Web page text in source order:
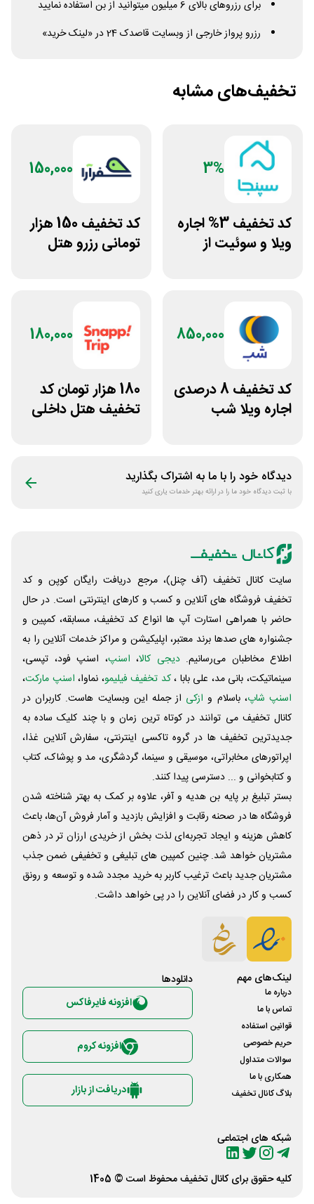
برای رزروهای بالای 6 میلیون میتوانید از بن استفاده نمایید
رزرو پرواز خارجی از وبسایت قاصدک 24 در «لینک خرید»
تخفیف‌های مشابه
3%
کد تخفیف 3% اجاره
ویلا و سوئیت از
150,000
کد تخفیف 150 هزار
تومانی رزرو هتل
850,000
کد تخفیف 8 درصدی
اجاره ویلا شب
180,000
180 هزار تومان کد
تخفیف هتل داخلی
دیدگاه خود را با ما به اشتراک بگذارید
با ثبت دیدگاه خود ما را در ارائه بهتر خدمات یاری کنید
سایت کانال تخفیف (آف چنل)، مرجع دریافت رایگان کوپن و کد
تخفیف فروشگاه های آنلاین و کسب و‌ کارهای اینترنتی است. در حال
حاضر با همراهی استارت آپ ها انواع کد تخفیف، مسابقه، کمپین و
جشنواره های صدها برند معتبر، اپلیکیشن و مراکز خدمات آنلاین را به
اطلاع مخاطبان می‌رسانیم. دیجی کالا، اسنپ، اسنپ فود، تپسی،
سینماتیکت، بانی مد، علی‌ بابا ،کد تخفیف فیلیمو، نماوا، اسنپ مارکت،
اسنپ شاپ، باسلام و ازکی از جمله این وبسایت ‌هاست. کاربران در
کانال تخفیف می توانند در کوتاه ترین زمان و با چند کلیک ساده به
جدیدترین تخفیف ها در گروه تاکسی اینترنتی، سفارش آنلاین غذا،
اپراتورهای مخابراتی، موسیقی و سینما، گردشگری، مد و پوشاک، کتاب
و کتابخوانی و ... دسترسی پیدا کنند.
بستر تبلیغ بر پایه بن هدیه و آفر، علاوه بر کمک به بهتر شناخته شدن
فروشگاه ها در صحنه رقابت و افزایش بازدید و آمار فروش آن‌ها، باعث
کاهش هزینه و ایجاد تجربه‌ای لذت بخش از خریدی ارزان تر در ذهن
مشتریان خواهد شد. چنین کمپین های تبلیغی و تخفیفی ضمن جذب
مشتریان جدید باعث ترغیب کاربر به خرید مجدد شده و توسعه و رونق
کسب و کار در فضای آنلاین را در پی خواهد داشت.
لینک‌های مهم
درباره ما
تماس با ما
قوانین استفاده
حریم خصوصی
سوالات متداول
همکاری با ما
بلاگ کانال تخفیف
شبکه های اجتماعی
دانلود‌ها
افزونه فایرفاکس
افزونه کروم
دریافت از بازار
کلیه حقوق برای کانال تخفیفمحفوظ است © 1405